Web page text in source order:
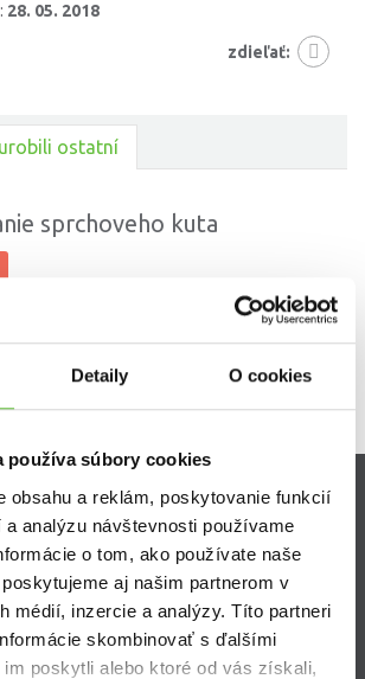
Detaily O cookies
používa súbory cookies
obsahu a reklám, poskytovanie funkcií
analýzu návštevnosti používame
o tom, ako používate naše
aj našim partnerom v
médií, inzercie a analýzy. Títo partneri
skombinovať s ďalšími
poskytli alebo ktoré od vás získali,
28. 05. 2018
zdieľať:
ostatní
sprchoveho kuta
Zistite viac
Ako Super Sused funguje?
Ako sa stať Super Susedom?
Často kladené otázky